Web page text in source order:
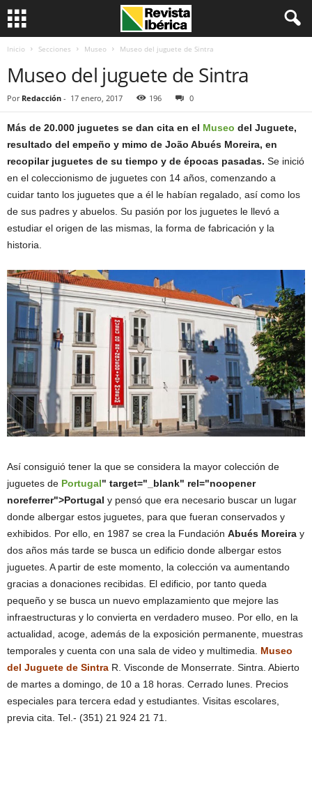
Inicio Secciones Museo Museo del juguete de Sintra
Museo del juguete de Sintra
Por Redacción - 17 enero, 2017 196 0
Más de 20.000 juguetes se dan cita en el Museo del Juguete,
resultado del empeño y mimo de João Abués Moreira, en
recopilar juguetes de su tiempo y de épocas pasadas. Se inició
en el coleccionismo de juguetes con 14 años, comenzando a
cuidar tanto los juguetes que a él le habían regalado, así como los
de sus padres y abuelos. Su pasión por los juguetes le llevó a
estudiar el origen de las mismas, la forma de fabricación y la
historia.
Así consiguió tener la que se considera la mayor colección de
juguetes de Portugal" target="_blank" rel="noopener
noreferrer">Portugal y pensó que era necesario buscar un lugar
donde albergar estos juguetes, para que fueran conservados y
exhibidos. Por ello, en 1987 se crea la Fundación Abués Moreira y
dos años más tarde se busca un edificio donde albergar estos
juguetes. A partir de este momento, la colección va aumentando
gracias a donaciones recibidas. El edificio, por tanto queda
pequeño y se busca un nuevo emplazamiento que mejore las
infraestructuras y lo convierta en verdadero museo. Por ello, en la
actualidad, acoge, además de la exposición permanente, muestras
temporales y cuenta con una sala de video y multimedia. Museo
del Juguete de Sintra R. Visconde de Monserrate. Sintra. Abierto
de martes a domingo, de 10 a 18 horas. Cerrado lunes. Precios
especiales para tercera edad y estudiantes. Visitas escolares,
previa cita. Tel.- (351) 21 924 21 71.